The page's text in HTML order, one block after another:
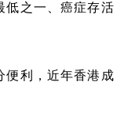
低之一、癌症存活
便利，近年香港成